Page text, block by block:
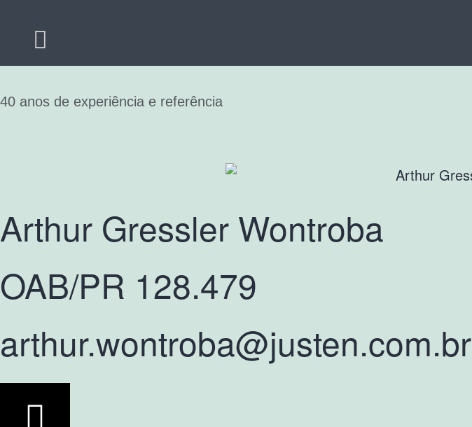
40 anos de experiência e referência
Arthur Gressler Wontroba
OAB/PR 128.479
arthur.wontroba@justen.com.br